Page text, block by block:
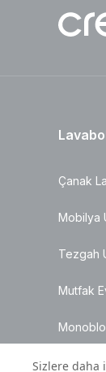
Çanak
Mobilya
Tezgah
Mutfak